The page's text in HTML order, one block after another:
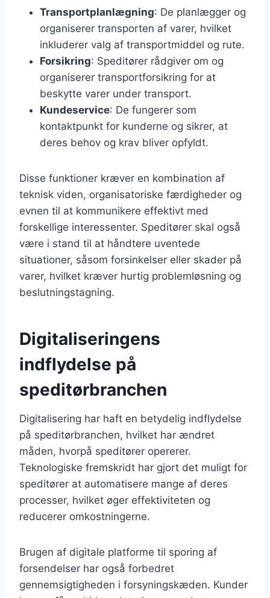
Transportplanlægning: De planlægger og
organiserer transporten af varer, hvilket
inkluderer valg af transportmiddel og rute.
Forsikring: Speditører rådgiver om og
organiserer transportforsikring for at
beskytte varer under transport.
Kundeservice: De fungerer som
kontaktpunkt for kunderne og sikrer, at
deres behov og krav bliver opfyldt.
Disse funktioner kræver en kombination af
teknisk viden, organisatoriske færdigheder og
evnen til at kommunikere effektivt med
forskellige interessenter. Speditører skal også
være i stand til at håndtere uventede
situationer, såsom forsinkelser eller skader på
varer, hvilket kræver hurtig problemløsning og
beslutningstagning.
Digitaliseringens
indflydelse på
speditørbranchen
Digitalisering har haft en betydelig indflydelse
på speditørbranchen, hvilket har ændret
måden, hvorpå speditører opererer.
Teknologiske fremskridt har gjort det muligt for
speditører at automatisere mange af deres
processer, hvilket øger effektiviteten og
reducerer omkostningerne.
Brugen af digitale platforme til sporing af
forsendelser har også forbedret
gennemsigtigheden i forsyningskæden. Kunder